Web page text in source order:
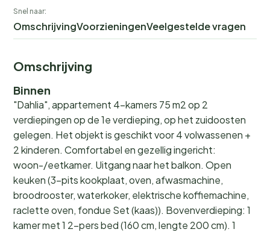
Snel naar:
OmschrijvingVoorzieningenVeelgestelde vragen
Omschrijving
Binnen
"Dahlia", appartement 4-kamers 75 m2 op 2
verdiepingen op de 1e verdieping, op het zuidoosten
gelegen. Het objekt is geschikt voor 4 volwassenen +
2 kinderen. Comfortabel en gezellig ingericht:
woon-/eetkamer. Uitgang naar het balkon. Open
keuken (3-pits kookplaat, oven, afwasmachine,
broodrooster, waterkoker, elektrische koffiemachine,
raclette oven, fondue Set (kaas)). Bovenverdieping: 1
kamer met 1 2-pers bed (160 cm, lengte 200 cm). 1